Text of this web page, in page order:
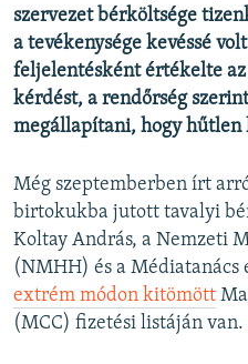
szervezet bérköltsége
a tevékenysége kevéssé
feljelentésként értékelte
kérdést, a rendőrség
megállapítani, hogy hűtlen
Még szeptemberben írt
birtokukba jutott tavalyi
Koltay András, a Nemzeti
(NMHH) és a Médiatanács
extrém módon kitömött
(MCC) fizetési listáján van.